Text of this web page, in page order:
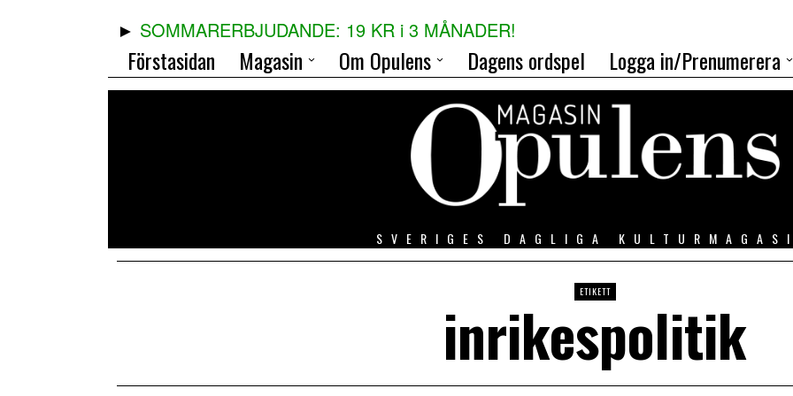
SOMMARERBJUDANDE: 19 KR i 3 MÅNADER!
Förstasidan Magasin Om Opulens Dagens ordspel Logga in/Prenumerera
SVERIGES DAGLIGA
ETIKETT
inrikespolitik